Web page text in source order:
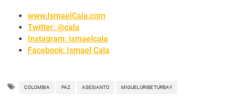
www.IsmaelCala.com
Twitter: @cala
Instagram: ismaelcala
Facebook: Ismael Cala
COLOMBIA PAZ ASESIANTO MIGUEL URIBE TURBAY